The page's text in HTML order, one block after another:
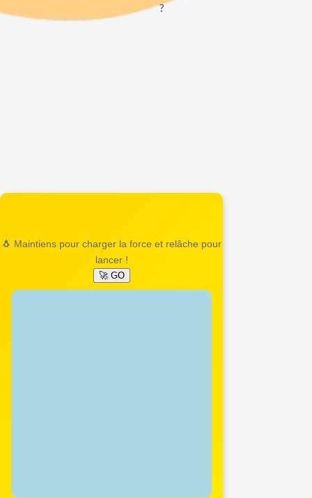
?
🐧 Maintiens pour charger la force et relâche pour
lancer !
🚀 GO